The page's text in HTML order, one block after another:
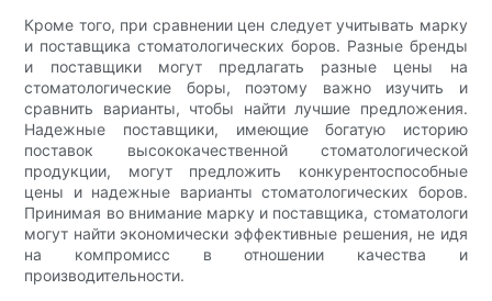
Кроме того, при сравнении цен следует учитывать марку
и поставщика стоматологических боров. Разные бренды
и поставщики могут предлагать разные цены на
стоматологические боры, поэтому важно изучить и
сравнить варианты, чтобы найти лучшие предложения.
Надежные поставщики, имеющие богатую историю
поставок высококачественной стоматологической
продукции, могут предложить конкурентоспособные
цены и надежные варианты стоматологических боров.
Принимая во внимание марку и поставщика, стоматологи
могут найти экономически эффективные решения, не идя
на компромисс в отношении качества и
производительности.